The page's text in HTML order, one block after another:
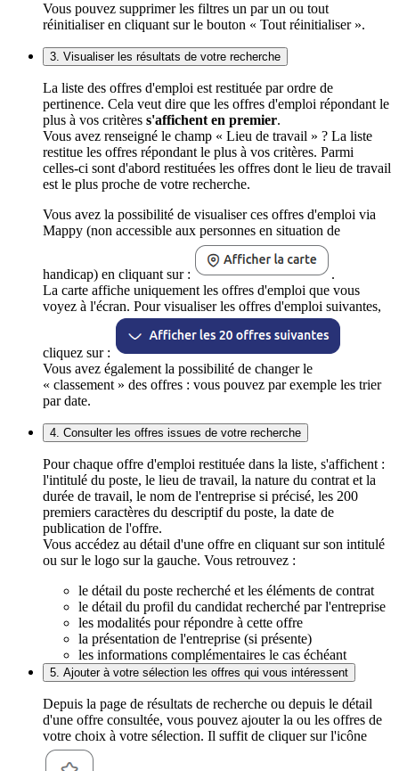
Vous pouvez supprimer les filtres un par un ou tout
réinitialiser en cliquant sur le bouton « Tout réinitialiser ».
3. Visualiser les résultats de votre recherche
La liste des offres d'emploi est restituée par ordre de
pertinence. Cela veut dire que les offres d'emploi répondant le
plus à vos critères s'affichent en premier.
Vous avez renseigné le champ « Lieu de travail » ? La liste
restitue les offres répondant le plus à vos critères. Parmi
celles-ci sont d'abord restituées les offres dont le lieu de travail
est le plus proche de votre recherche.
Vous avez la possibilité de visualiser ces offres d'emploi via
Mappy (non accessible aux personnes en situation de
handicap) en cliquant sur :
.
La carte affiche uniquement les offres d'emploi que vous
voyez à l'écran. Pour visualiser les offres d'emploi suivantes,
cliquez sur :
Vous avez également la possibilité de changer le
« classement » des offres : vous pouvez par exemple les trier
par date.
4. Consulter les offres issues de votre recherche
Pour chaque offre d'emploi restituée dans la liste, s'affichent :
l'intitulé du poste, le lieu de travail, la nature du contrat et la
durée de travail, le nom de l'entreprise si précisé, les 200
premiers caractères du descriptif du poste, la date de
publication de l'offre.
Vous accédez au détail d'une offre en cliquant sur son intitulé
ou sur le logo sur la gauche. Vous retrouvez :
le détail du poste recherché et les éléments de contrat
le détail du profil du candidat recherché par l'entreprise
les modalités pour répondre à cette offre
la présentation de l'entreprise (si présente)
les informations complémentaires le cas échéant
5. Ajouter à votre sélection les offres qui vous intéressent
Depuis la page de résultats de recherche ou depuis le détail
d'une offre consultée, vous pouvez ajouter la ou les offres de
votre choix à votre sélection. Il suffit de cliquer sur l'icône